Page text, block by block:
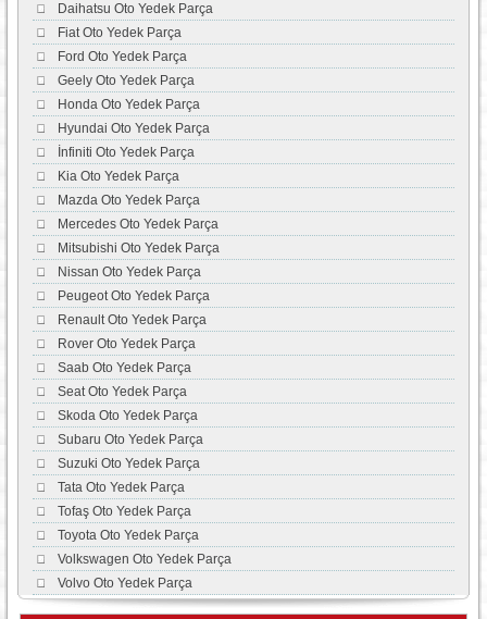
Daihatsu Oto Yedek Parça
Fiat Oto Yedek Parça
Ford Oto Yedek Parça
Geely Oto Yedek Parça
Honda Oto Yedek Parça
Hyundai Oto Yedek Parça
İnfiniti Oto Yedek Parça
Kia Oto Yedek Parça
Mazda Oto Yedek Parça
Mercedes Oto Yedek Parça
Mitsubishi Oto Yedek Parça
Nissan Oto Yedek Parça
Peugeot Oto Yedek Parça
Renault Oto Yedek Parça
Rover Oto Yedek Parça
Saab Oto Yedek Parça
Seat Oto Yedek Parça
Skoda Oto Yedek Parça
Subaru Oto Yedek Parça
Suzuki Oto Yedek Parça
Tata Oto Yedek Parça
Tofaş Oto Yedek Parça
Toyota Oto Yedek Parça
Volkswagen Oto Yedek Parça
Volvo Oto Yedek Parça